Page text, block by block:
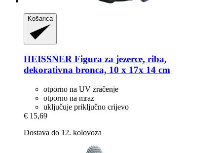
Košarica
HEISSNER Figura za jezerce, riba,
dekorativna bronca, 10 x 17x 14 cm
otporno na UV zračenje
otporno na mraz
uključuje priključno crijevo
€ 15,69
Dostava do 12. kolovoza